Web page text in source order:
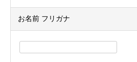
お名前 フリガナ